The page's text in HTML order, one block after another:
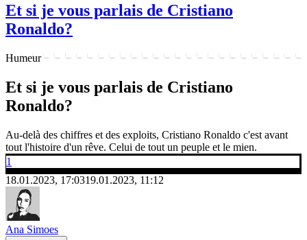
Et si je vous parlais de Cristiano
Ronaldo?
Humeur
Et si je vous parlais de Cristiano
Ronaldo?
Au-delà des chiffres et des exploits, Cristiano Ronaldo c'est avant
tout l'histoire d'un rêve. Celui de tout un peuple et le mien.
1
18.01.2023, 17:0319.01.2023, 11:12
Ana Simoes